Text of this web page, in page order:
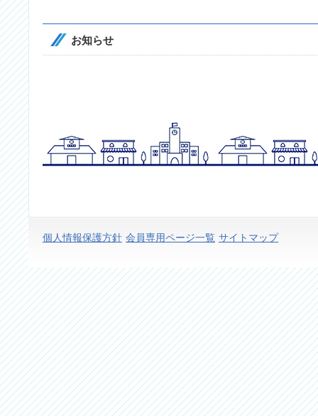
お知らせ
個人情報保護方針 会員専用ページ一覧 サイトマップ